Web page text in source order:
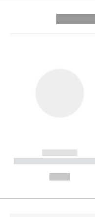
------------
----------- -----------